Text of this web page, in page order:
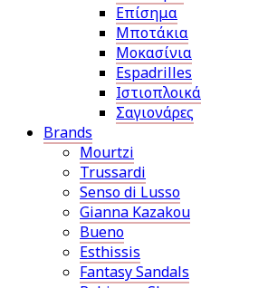
Επίσημα
Μποτάκια
Μοκασίνια
Espadrilles
Ιστιοπλοικά
Σαγιονάρες
Brands
Mourtzi
Trussardi
Senso di Lusso
Gianna Kazakou
Bueno
Esthissis
Fantasy Sandals